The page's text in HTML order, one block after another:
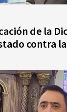
de la
contra